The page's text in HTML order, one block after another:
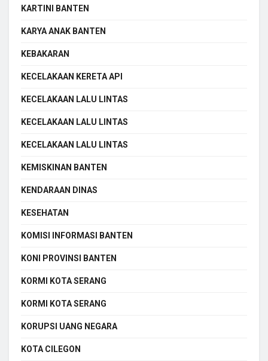
KARTINI BANTEN
KARYA ANAK BANTEN
KEBAKARAN
KECELAKAAN KERETA API
KECELAKAAN LALU LINTAS
KECELAKAAN LALU LINTAS
KECELAKAAN LALU LINTAS
KEMISKINAN BANTEN
KENDARAAN DINAS
KESEHATAN
KOMISI INFORMASI BANTEN
KONI PROVINSI BANTEN
KORMI KOTA SERANG
KORMI KOTA SERANG
KORUPSI UANG NEGARA
KOTA CILEGON